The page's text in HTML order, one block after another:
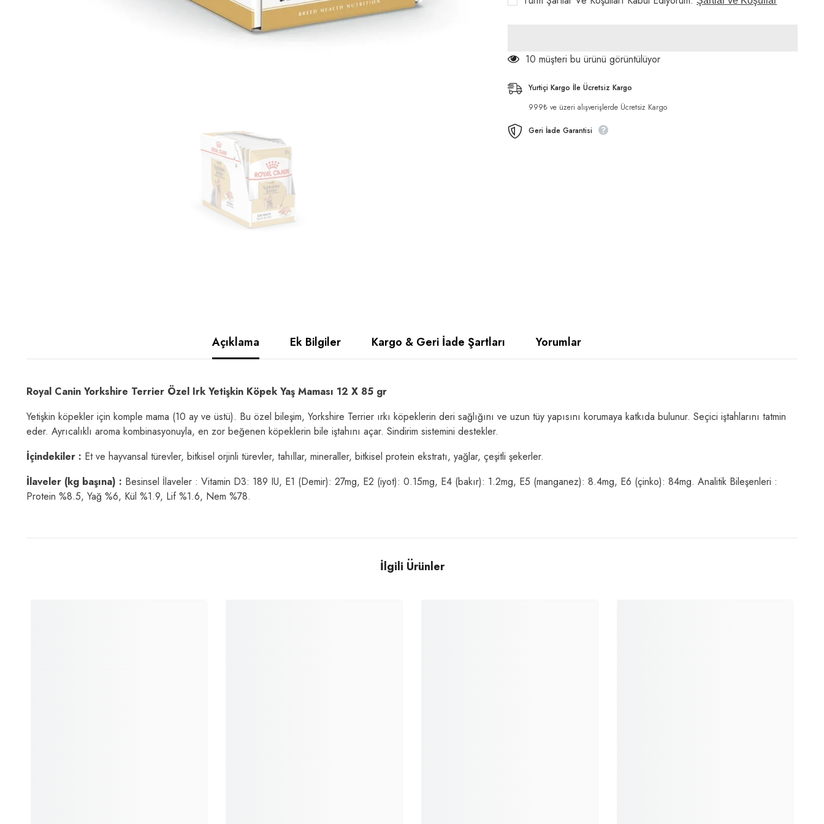
X
X
112 müşteri bu ürünü görüntülüyor
Yurtiçi Kargo İle Ücretsiz Kargo
999₺ ve üzeri alışverişlerde Ücretsiz Kargo
Geri İade Garantisi
Açıklama Ek Bilgiler Kargo & Geri İade Şartları Yorumlar
Royal Canin Yorkshire Terrier Özel Irk Yetişkin Köpek Yaş Maması 12 X 85 gr
Yetişkin köpekler için komple mama (10 ay ve üstü). Bu özel bileşim, Yorkshire Terrier ırkı köpeklerin deri sağlığını ve uzun tüy yapısını korumaya katkıda bulunur. Seçici iştahlarını tatmin
eder. Ayrıcalıklı aroma kombinasyonuyla, en zor beğenen köpeklerin bile iştahını açar. Sindirim sistemini destekler.
İçindekiler : Et ve hayvansal türevler, bitkisel orjinli türevler, tahıllar, mineraller, bitkisel protein ekstratı, yağlar, çeşitli şekerler.
İlaveler (kg başına) : Besinsel İlaveler : Vitamin D3: 189 IU, E1 (Demir): 27mg, E2 (iyot): 0.15mg, E4 (bakır): 1.2mg, E5 (manganez): 8.4mg, E6 (çinko): 84mg. Analitik Bileşenleri :
Protein %8.5, Yağ %6, Kül %1.9, Lif %1.6, Nem %78.
İlgili Ürünler